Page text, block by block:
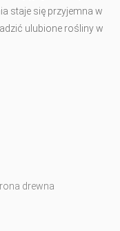
staje się przyjemna w
ulubione rośliny w
drewna